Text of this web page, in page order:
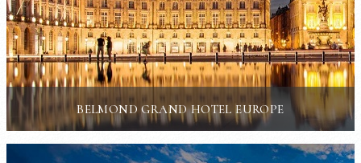
BELMOND GRAND HOTEL EUROPE